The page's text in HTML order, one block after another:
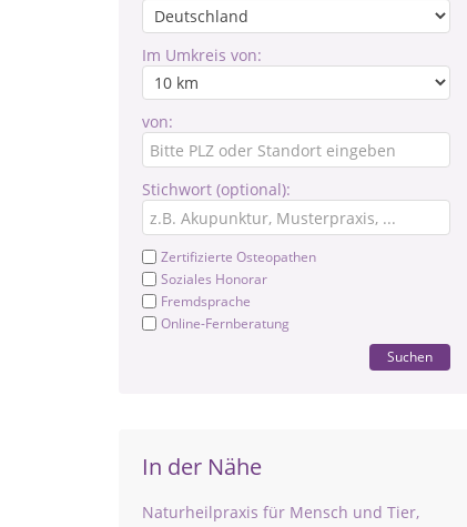
Im Umkreis von:
von:
Stichwort (optional):
Zertifizierte Osteopathen
Soziales Honorar
Fremdsprache
Online-Fernberatung
Suchen
In der Nähe
Naturheilpraxis für Mensch und Tier,